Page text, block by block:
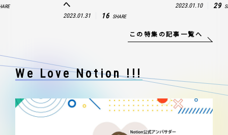
へ
2023.01.31 16 SHARE
2023.01.10 29
この特集の記事一覧へ
We Love Notion !!!